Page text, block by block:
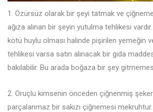
1. Özürsüz olarak bir şeyi tatmak ve
ağıza alınan bir şeyin yutulma tehlikesi
kötü huylu olması halinde pişirilen yemeğin
tehlikesi varsa satın alınacak bir gıda
bakılabilir. Bu arada boğaza bir şey
2. Oruçlu kimsenin önceden çiğnenmiş
parçalanmaz bir sakızı çiğnemesi mekruhtur.